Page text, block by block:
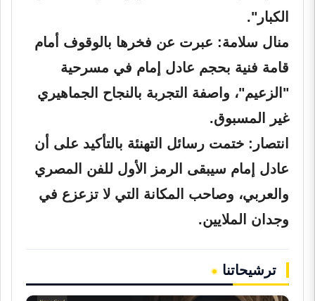
الكبار".
منال سلامة: عبرت عن فخرها بالوقوف أمام
قامة فنية بحجم عادل إمام في مسرحية
"الزعيم"، واصفة التجربة بالنجاح الجماهيري
غير المسبوق.
انتصار: ختمت رسائل التهنئة بالتأكيد على أن
عادل إمام سيبقى الرمز الأول للفن المصري
والعربي، وصاحب المكانة التي لا تزعزع في
وجدان الملايين.
ترشيحاتنا